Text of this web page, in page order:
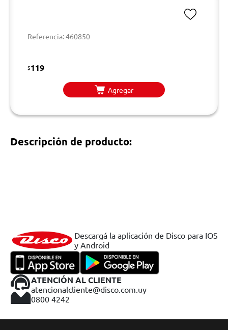
Referencia: 460850
$119
Agregar
Descripción de producto:
Descargá la aplicación de Disco para IOS
y Android
ATENCIÓN AL CLIENTE
atencionalcliente@disco.com.uy
0800 4242